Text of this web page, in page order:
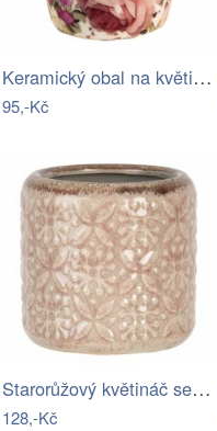
Keramický obal na květináč s růžemi…
95,-Kč
Starorůžový květináč se vzorem a…
128,-Kč